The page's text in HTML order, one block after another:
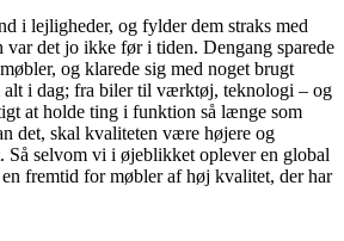
i lejligheder, og fylder dem straks med
det jo ikke før i tiden. Dengang sparede
og klarede sig med noget brugt
alt i dag; fra biler til værktøj, teknologi – og
at holde ting i funktion så længe som
det, skal kvaliteten være højere og
Så selvom vi i øjeblikket oplever en global
fremtid for møbler af høj kvalitet, der har